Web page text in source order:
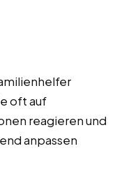
oft auf
reagieren und
anpassen